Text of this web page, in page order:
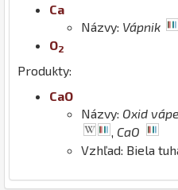
Ca
Názvy: Vápnik
O2
Produkty:
CaO
Názvy: Oxid
CaO
Vzhľad: Biela